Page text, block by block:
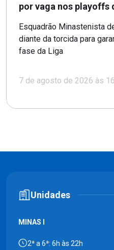
por vaga nos playoffs
Esquadrão Minastenista
diante da torcida para
fase da Liga
7 de agosto de 2026 às
Unidades
MINAS I
2ª a 6ª: 6h às 22h